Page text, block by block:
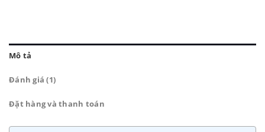
Mô tả
Đánh giá (1)
Đặt hàng và thanh toán